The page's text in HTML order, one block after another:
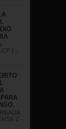
CF 1 -
2 -